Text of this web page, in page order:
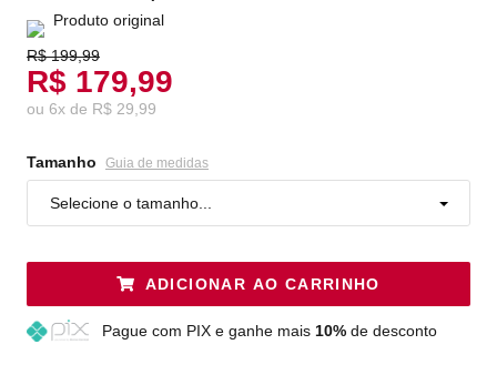
Produto original
R$ 199,99
R$ 179,99
ou 6x de R$ 29,99
Tamanho Guia de medidas
Selecione o tamanho...
ADICIONAR AO CARRINHO
Pague com PIX e ganhe mais 10%de desconto